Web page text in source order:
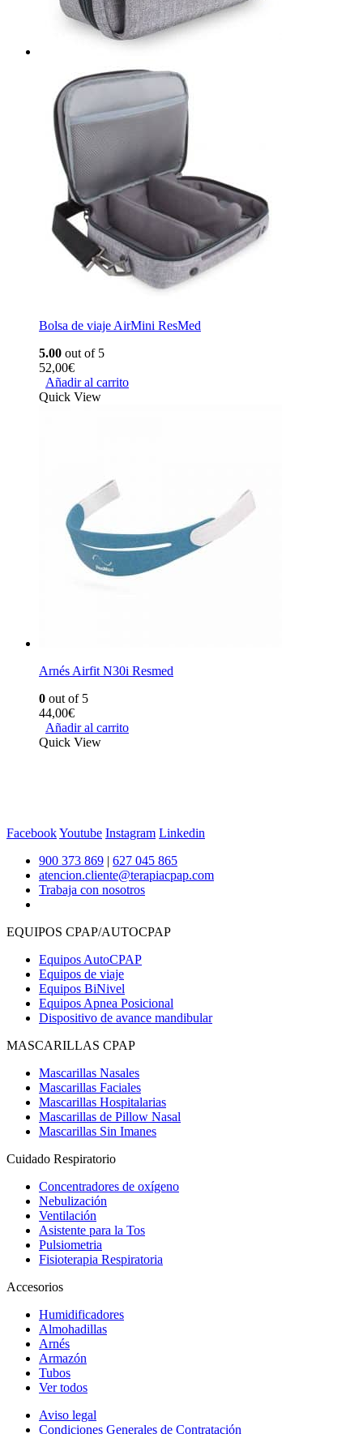
Bolsa de viaje AirMini ResMed
5.00 out of 5
52,00€
Añadir al carrito
Quick View
Arnés Airfit N30i Resmed
0 out of 5
44,00€
Añadir al carrito
Quick View
FacebookYoutube Instagram Linkedin
900 373 869 | 627 045 865
atencion.cliente@terapiacpap.com
Trabaja con nosotros
EQUIPOS CPAP/AUTOCPAP
Equipos AutoCPAP
Equipos de viaje
Equipos BiNivel
Equipos Apnea Posicional
Dispositivo de avance mandibular
MASCARILLAS CPAP
Mascarillas Nasales
Mascarillas Faciales
Mascarillas Hospitalarias
Mascarillas de Pillow Nasal
Mascarillas Sin Imanes
Cuidado Respiratorio
Concentradores de oxígeno
Nebulización
Ventilación
Asistente para la Tos
Pulsiometria
Fisioterapia Respiratoria
Accesorios
Humidificadores
Almohadillas
Arnés
Armazón
Tubos
Ver todos
Aviso legal
Condiciones Generales de Contratación